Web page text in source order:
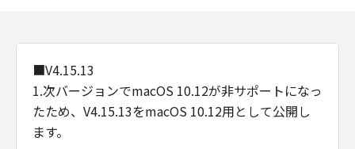
■V4.15.13
1.次バージョンでmacOS 10.12が非サポートになっ
たため、V4.15.13をmacOS 10.12用として公開し
ます。